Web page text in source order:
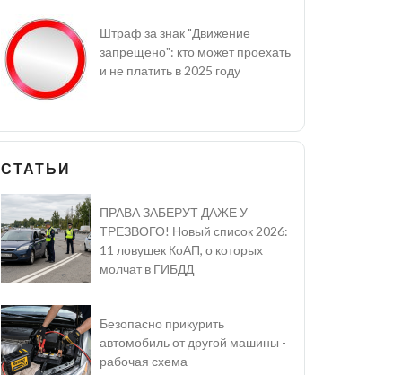
Штраф за знак "Движение
запрещено": кто может проехать
и не платить в 2025 году
СТАТЬИ
ПРАВА ЗАБЕРУТ ДАЖЕ У
ТРЕЗВОГО! Новый список 2026:
11 ловушек КоАП, о которых
молчат в ГИБДД
Безопасно прикурить
автомобиль от другой машины -
рабочая схема